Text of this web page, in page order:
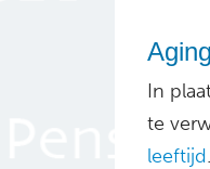
In
te
leeftijd